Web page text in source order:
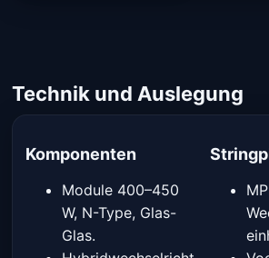
Technik und Auslegung
Komponenten
Module 400–450
W, N-Type, Glas-
Glas.